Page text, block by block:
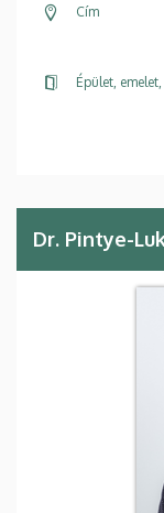
Cím
Épület,
Dr. Pintye-